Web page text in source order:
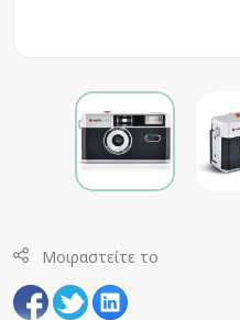
Μοιραστείτε το